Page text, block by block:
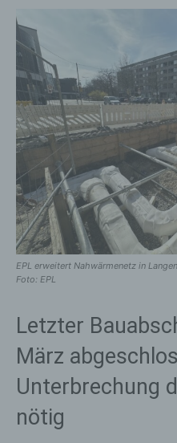
EPL erweitert Nahwärmenetz in
Foto: EPL
Letzter
März
Unterbrechung
nötig